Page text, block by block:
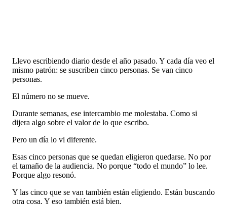
Llevo escribiendo diario desde el año pasado. Y cada día veo el
mismo patrón: se suscriben cinco personas. Se van cinco
personas.
El número no se mueve.
Durante semanas, ese intercambio me molestaba. Como si
dijera algo sobre el valor de lo que escribo.
Pero un día lo vi diferente.
Esas cinco personas que se quedan eligieron quedarse. No por
el tamaño de la audiencia. No porque “todo el mundo” lo lee.
Porque algo resonó.
Y las cinco que se van también están eligiendo. Están buscando
otra cosa. Y eso también está bien.